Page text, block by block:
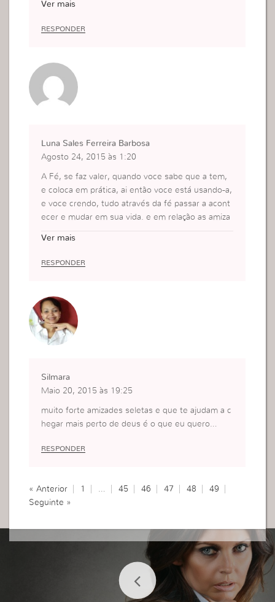
Ver mais
RESPONDER
Luna Sales Ferreira Barbosa
Agosto 24, 2015 às 1:20
A Fé, se faz valer, quando voce sabe que a tem,
e coloca em prática, ai então voce está usando-a,
e voce crendo, tudo através da fé passar a acont
ecer e mudar em sua vida. e em relação as amiza
se aproximar mais das coisas de Deus, pois na m
aioria das vezes eles não querem deixar o mund
o. e então por isso motivo acabam se afastando
de nós, que queremos ter compromisso com De
Ver mais
RESPONDER
Silmara
Maio 20, 2015 às 19:25
muito forte amizades seletas e que te ajudam a c
hegar mais perto de deus é o que eu quero…
RESPONDER
« Anterior 1 … 45 46 47 48
49
Seguinte »